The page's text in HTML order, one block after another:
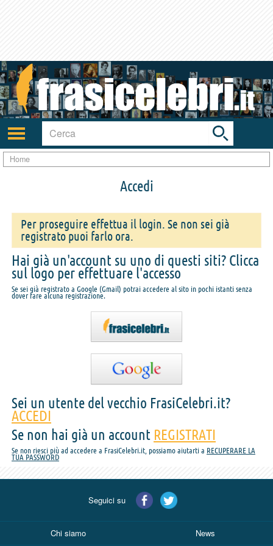
Attiva/disattiva
navigazione
Toggle
search
bar
Home
Accedi
Per proseguire effettua il login. Se non sei già
registrato puoi farlo ora.
Hai già un'account su uno di questi siti? Clicca
sul logo per effettuare l'accesso
Se sei già registrato a Google (Gmail) potrai accedere al sito in pochi istanti senza
dover fare alcuna registrazione.
Sei un utente del vecchio FrasiCelebri.it?
ACCEDI
Se non hai già un account REGISTRATI
Se non riesci più ad accedere a FrasiCelebri.it, possiamo aiutarti a RECUPERARE LA
TUA PASSWORD
Seguici su
Chi siamo News